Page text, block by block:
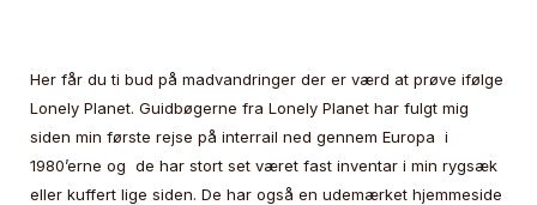
Her får du ti bud på madvandringer der er værd at prøve ifølge
Lonely Planet. Guidbøgerne fra Lonely Planet har fulgt mig
siden min første rejse på interrail ned gennem Europa i
1980’erne og de har stort set været fast inventar i min rygsæk
eller kuffert lige siden. De har også en udemærket hjemmeside